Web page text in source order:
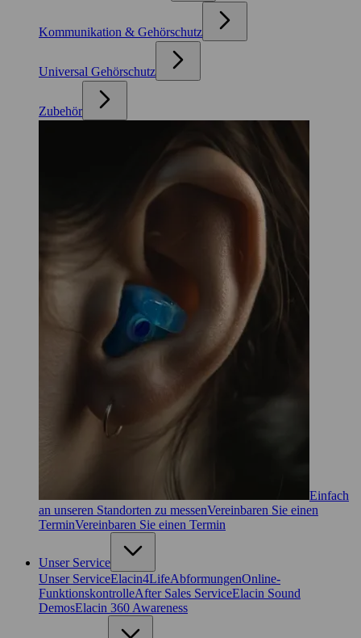
Kommunikation & Gehörschutz
Universal Gehörschutz
Zubehör
Einfach
an unseren Standorten zu messenVereinbaren Sie einen
TerminVereinbaren Sie einen Termin
Unser Service
Unser ServiceElacin4LifeAbformungenOnline-
FunktionskontrolleAfter Sales ServiceElacin Sound
DemosElacin 360 Awareness